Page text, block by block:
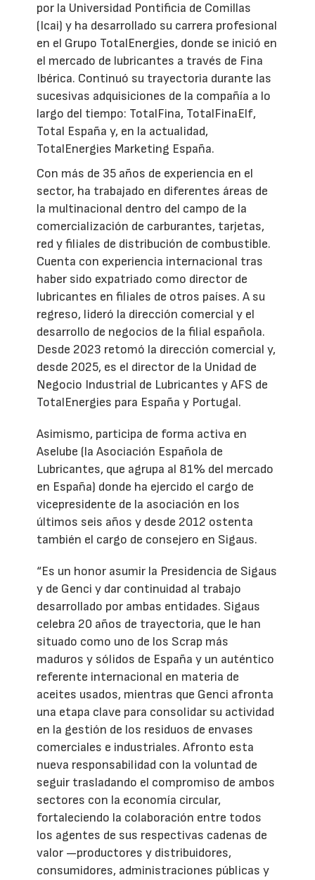
por la Universidad Pontificia de Comillas
(Icai) y ha desarrollado su carrera profesional
en el Grupo TotalEnergies, donde se inició en
el mercado de lubricantes a través de Fina
Ibérica. Continuó su trayectoria durante las
sucesivas adquisiciones de la compañía a lo
largo del tiempo: TotalFina, TotalFinaElf,
Total España y, en la actualidad,
TotalEnergies Marketing España.
Con más de 35 años de experiencia en el
sector, ha trabajado en diferentes áreas de
la multinacional dentro del campo de la
comercialización de carburantes, tarjetas,
red y filiales de distribución de combustible.
Cuenta con experiencia internacional tras
haber sido expatriado como director de
lubricantes en filiales de otros países. A su
regreso, lideró la dirección comercial y el
desarrollo de negocios de la filial española.
Desde 2023 retomó la dirección comercial y,
desde 2025, es el director de la Unidad de
Negocio Industrial de Lubricantes y AFS de
TotalEnergies para España y Portugal.
Asimismo, participa de forma activa en
Aselube (la Asociación Española de
Lubricantes, que agrupa al 81% del mercado
en España) donde ha ejercido el cargo de
vicepresidente de la asociación en los
últimos seis años y desde 2012 ostenta
también el cargo de consejero en Sigaus.
“Es un honor asumir la Presidencia de Sigaus
y de Genci y dar continuidad al trabajo
desarrollado por ambas entidades. Sigaus
celebra 20 años de trayectoria, que le han
situado como uno de los Scrap más
maduros y sólidos de España y un auténtico
referente internacional en materia de
aceites usados, mientras que Genci afronta
una etapa clave para consolidar su actividad
en la gestión de los residuos de envases
comerciales e industriales. Afronto esta
nueva responsabilidad con la voluntad de
seguir trasladando el compromiso de ambos
sectores con la economía circular,
fortaleciendo la colaboración entre todos
los agentes de sus respectivas cadenas de
valor —productores y distribuidores,
consumidores, administraciones públicas y